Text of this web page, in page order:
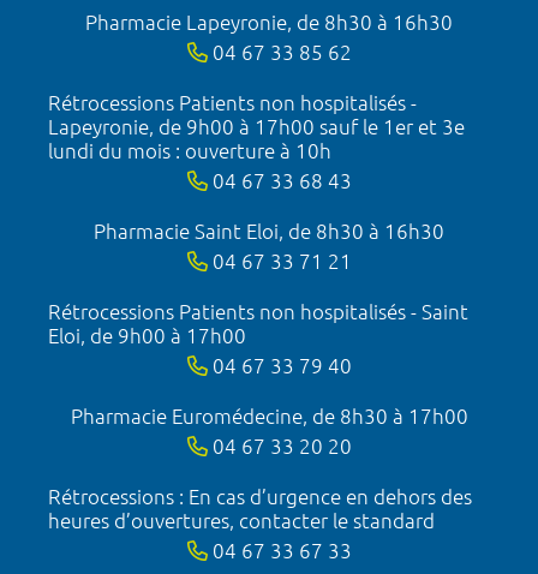
Pharmacie Lapeyronie, de 8h30 à 16h30
04 67 33 85 62
Rétrocessions Patients non hospitalisés -
Lapeyronie, de 9h00 à 17h00 sauf le 1er et 3e
lundi du mois : ouverture à 10h
04 67 33 68 43
Pharmacie Saint Eloi, de 8h30 à 16h30
04 67 33 71 21
Rétrocessions Patients non hospitalisés - Saint
Eloi, de 9h00 à 17h00
04 67 33 79 40
Pharmacie Euromédecine, de 8h30 à 17h00
04 67 33 20 20
Rétrocessions : En cas d’urgence en dehors des
heures d’ouvertures, contacter le standard
04 67 33 67 33